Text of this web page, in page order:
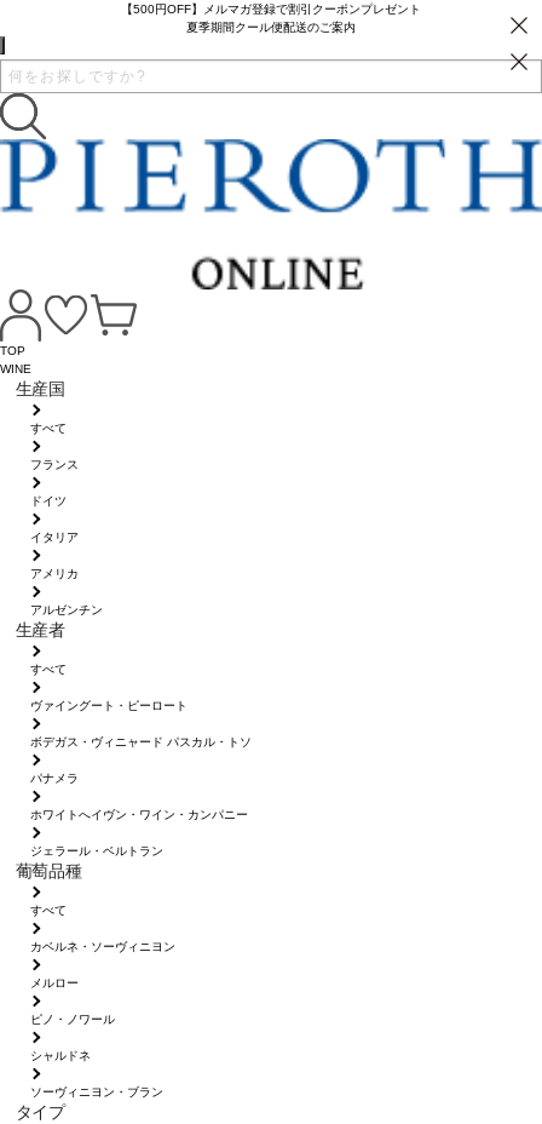
【500円OFF】メルマガ登録で割引クーポンプレゼント
夏季期間クール便配送のご案内
TOP
WINE
生産国
すべて
フランス
ドイツ
イタリア
アメリカ
アルゼンチン
生産者
すべて
ヴァイングート・ピーロート
ボデガス・ヴィニャード パスカル・トソ
パナメラ
ホワイトへイヴン・ワイン・カンパニー
ジェラール・ベルトラン
葡萄品種
すべて
カベルネ・ソーヴィニヨン
メルロー
ピノ・ノワール
シャルドネ
ソーヴィニヨン・ブラン
タイプ